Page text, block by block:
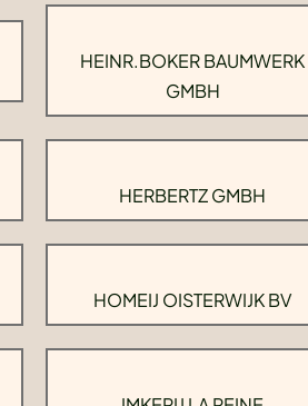
HEINR.BOKER BAUMWERK
GMBH
HERBERTZ GMBH
HOMEIJ OISTERWIJK BV